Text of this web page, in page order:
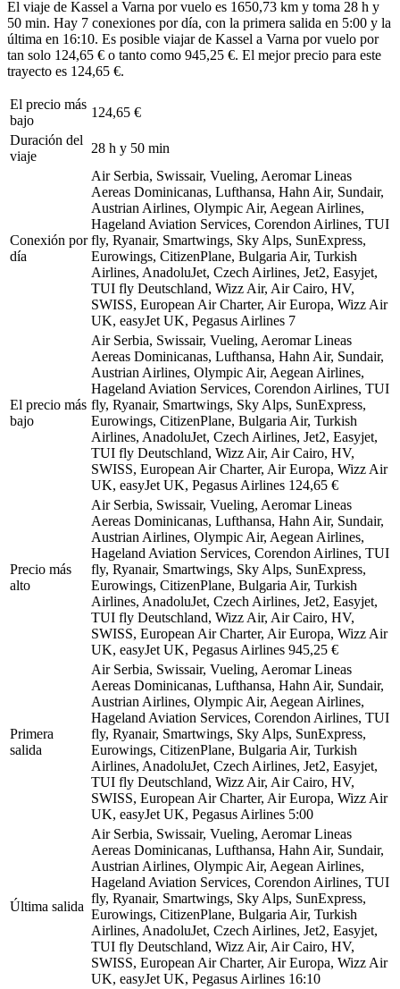
El viaje de Kassel a Varna por vuelo es 1650,73 km y toma 28 h y
50 min. Hay 7 conexiones por día, con la primera salida en 5:00 y la
última en 16:10. Es posible viajar de Kassel a Varna por vuelo por
tan solo 124,65 € o tanto como 945,25 €. El mejor precio para este
trayecto es 124,65 €.
El precio más
bajo
124,65 €
Duración del
viaje
28 h y 50 min
Conexión por
día
Air Serbia, Swissair, Vueling, Aeromar Lineas
Aereas Dominicanas, Lufthansa, Hahn Air, Sundair,
Austrian Airlines, Olympic Air, Aegean Airlines,
Hageland Aviation Services, Corendon Airlines, TUI
fly, Ryanair, Smartwings, Sky Alps, SunExpress,
Eurowings, CitizenPlane, Bulgaria Air, Turkish
Airlines, AnadoluJet, Czech Airlines, Jet2, Easyjet,
TUI fly Deutschland, Wizz Air, Air Cairo, HV,
SWISS, European Air Charter, Air Europa, Wizz Air
UK, easyJet UK, Pegasus Airlines 7
El precio más
bajo
Air Serbia, Swissair, Vueling, Aeromar Lineas
Aereas Dominicanas, Lufthansa, Hahn Air, Sundair,
Austrian Airlines, Olympic Air, Aegean Airlines,
Hageland Aviation Services, Corendon Airlines, TUI
fly, Ryanair, Smartwings, Sky Alps, SunExpress,
Eurowings, CitizenPlane, Bulgaria Air, Turkish
Airlines, AnadoluJet, Czech Airlines, Jet2, Easyjet,
TUI fly Deutschland, Wizz Air, Air Cairo, HV,
SWISS, European Air Charter, Air Europa, Wizz Air
UK, easyJet UK, Pegasus Airlines 124,65 €
Precio más
alto
Air Serbia, Swissair, Vueling, Aeromar Lineas
Aereas Dominicanas, Lufthansa, Hahn Air, Sundair,
Austrian Airlines, Olympic Air, Aegean Airlines,
Hageland Aviation Services, Corendon Airlines, TUI
fly, Ryanair, Smartwings, Sky Alps, SunExpress,
Eurowings, CitizenPlane, Bulgaria Air, Turkish
Airlines, AnadoluJet, Czech Airlines, Jet2, Easyjet,
TUI fly Deutschland, Wizz Air, Air Cairo, HV,
SWISS, European Air Charter, Air Europa, Wizz Air
UK, easyJet UK, Pegasus Airlines 945,25 €
Primera
salida
Air Serbia, Swissair, Vueling, Aeromar Lineas
Aereas Dominicanas, Lufthansa, Hahn Air, Sundair,
Austrian Airlines, Olympic Air, Aegean Airlines,
Hageland Aviation Services, Corendon Airlines, TUI
fly, Ryanair, Smartwings, Sky Alps, SunExpress,
Eurowings, CitizenPlane, Bulgaria Air, Turkish
Airlines, AnadoluJet, Czech Airlines, Jet2, Easyjet,
TUI fly Deutschland, Wizz Air, Air Cairo, HV,
SWISS, European Air Charter, Air Europa, Wizz Air
UK, easyJet UK, Pegasus Airlines 5:00
Última salida
Air Serbia, Swissair, Vueling, Aeromar Lineas
Aereas Dominicanas, Lufthansa, Hahn Air, Sundair,
Austrian Airlines, Olympic Air, Aegean Airlines,
Hageland Aviation Services, Corendon Airlines, TUI
fly, Ryanair, Smartwings, Sky Alps, SunExpress,
Eurowings, CitizenPlane, Bulgaria Air, Turkish
Airlines, AnadoluJet, Czech Airlines, Jet2, Easyjet,
TUI fly Deutschland, Wizz Air, Air Cairo, HV,
SWISS, European Air Charter, Air Europa, Wizz Air
UK, easyJet UK, Pegasus Airlines 16:10